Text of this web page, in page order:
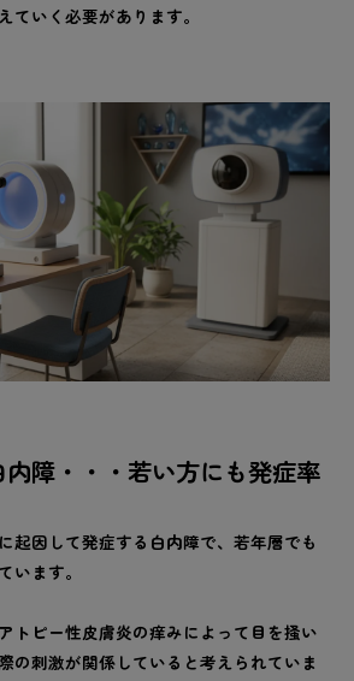
ていく必要があります。
障・・・若い方にも発症率
起因して発症する白内障で、若年層でも
います。
トピー性皮膚炎の痒みによって目を掻い
の刺激が関係していると考えられていま